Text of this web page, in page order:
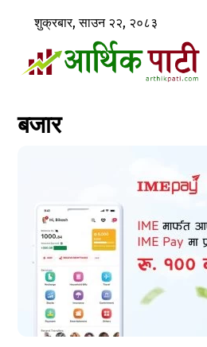
content
शुक्रबार, साउन २२, २०८३
बजार